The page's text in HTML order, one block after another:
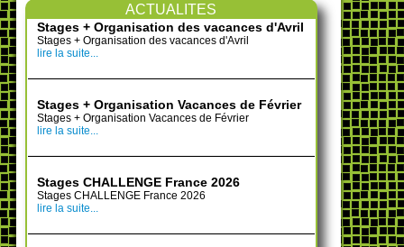
ACTUALITES
Stages + Organisation des vacances d'Avril
Stages + Organisation des vacances d'Avril
lire la suite...
Stages + Organisation Vacances de Février
Stages + Organisation Vacances de Février
lire la suite...
Stages CHALLENGE France 2026
Stages CHALLENGE France 2026
lire la suite...